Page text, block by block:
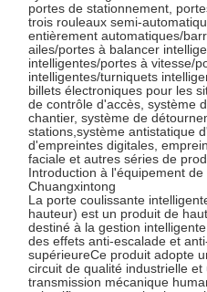
portes de stationnement,
trois rouleaux semi-
entièrement automatiques/
ailes/portes à balancer
intelligentes/portes à vitesse/
intelligentes/turniquets
billets électroniques pour les
de contrôle d'accès, système
chantier, système de
stations,système antistatique
d'empreintes digitales,
faciale et autres séries de
Introduction à l'équipement
Chuangxintong
La porte coulissante
hauteur) est un produit de
destiné à la gestion
des effets anti-escalade et
supérieureCe produit adopte
circuit de qualité industrielle
transmission mécanique